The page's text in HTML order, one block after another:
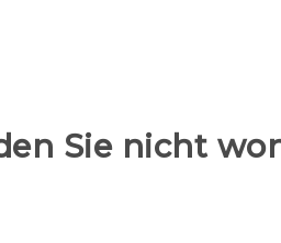
Sie nicht